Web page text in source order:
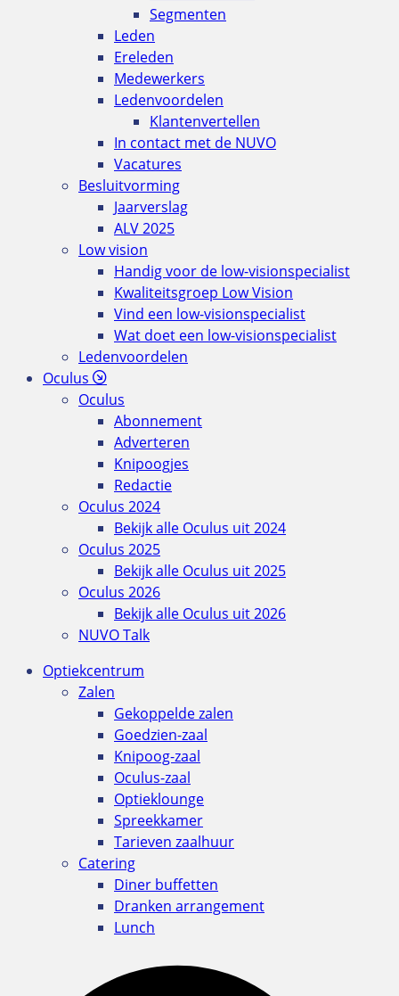
Segmenten
Leden
Ereleden
Medewerkers
Ledenvoordelen
Klantenvertellen
In contact met de NUVO
Vacatures
Besluitvorming
Jaarverslag
ALV 2025
Low vision
Handig voor de low-visionspecialist
Kwaliteitsgroep Low Vision
Vind een low-visionspecialist
Wat doet een low-visionspecialist
Ledenvoordelen
Oculus
Oculus
Abonnement
Adverteren
Knipoogjes
Redactie
Oculus 2024
Bekijk alle Oculus uit 2024
Oculus 2025
Bekijk alle Oculus uit 2025
Oculus 2026
Bekijk alle Oculus uit 2026
NUVO Talk
Optiekcentrum
Zalen
Gekoppelde zalen
Goedzien-zaal
Knipoog-zaal
Oculus-zaal
Optieklounge
Spreekkamer
Tarieven zaalhuur
Catering
Diner buffetten
Dranken arrangement
Lunch